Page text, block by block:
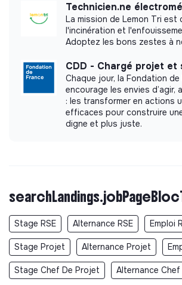
Technicien.ne
La mission de Lemon Tri
l'incinération et
Adoptez les bons zestes à
CDD - Chargé projet et
Chaque jour, la Fondation de
encourage les envies d’agir,
: les transformer en actions
efficaces pour construire
digne et plus juste.
Stage RSE Alternance RSE Emploi
Stage Projet Alternance Projet
Stage Chef De Projet Alternance